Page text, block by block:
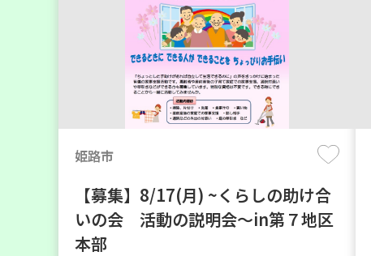
姫路市
【募集】8/17(月) ~くらしの助け合
いの会 活動の説明会～in第７地区
本部